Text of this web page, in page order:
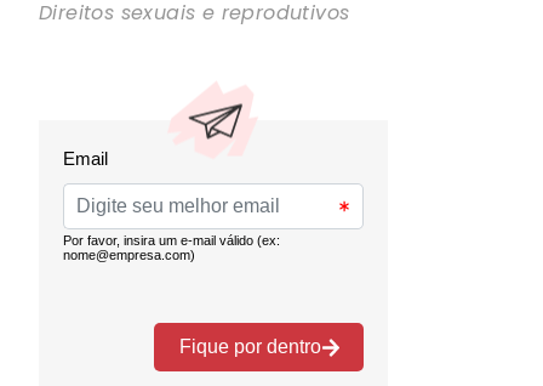
Direitos sexuais e reprodutivos